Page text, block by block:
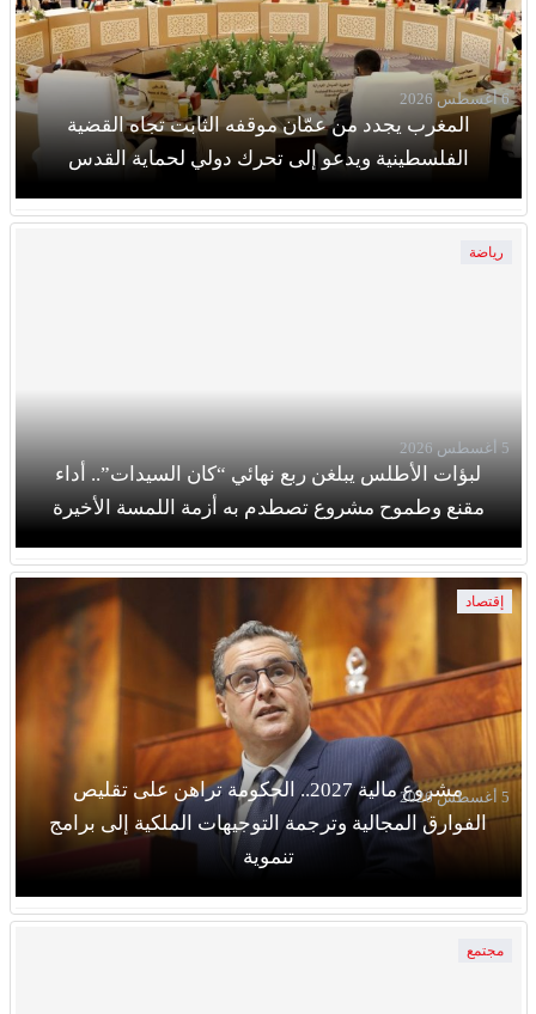
المغرب يجدد من عمّان موقفه الثابت تجاه القضية
الفلسطينية ويدعو إلى تحرك دولي لحماية القدس
6 أغسطس 2026
رياضة
لبؤات الأطلس يبلغن ربع نهائي “كان السيدات”.. أداء
مقنع وطموح مشروع تصطدم به أزمة اللمسة الأخيرة
5 أغسطس 2026
إقتصاد
مشروع مالية 2027.. الحكومة تراهن على تقليص
الفوارق المجالية وترجمة التوجيهات الملكية إلى برامج
تنموية
5 أغسطس 2026
مجتمع